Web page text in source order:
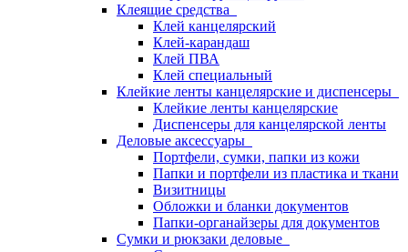
Клеящие средства
Клей канцелярский
Клей-карандаш
Клей ПВА
Клей специальный
Клейкие ленты канцелярские и диспенсеры
Клейкие ленты канцелярские
Диспенсеры для канцелярской ленты
Деловые аксессуары
Портфели, сумки, папки из кожи
Папки и портфели из пластика и ткани
Визитницы
Обложки и бланки документов
Папки-органайзеры для документов
Сумки и рюкзаки деловые